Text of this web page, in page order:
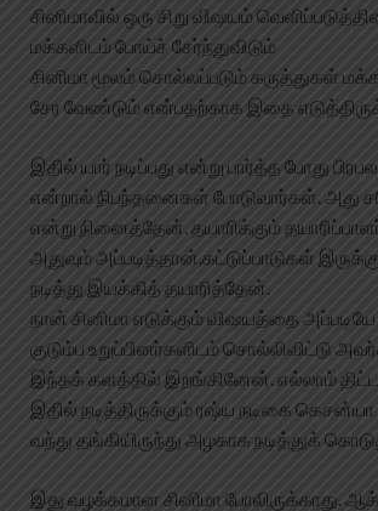
சினிமாவில் ஒரு சிறு விஷயம்
மக்களிடம் போய்ச் சேர்ந்துவிடும்
சினிமா மூலம் சொல்லப்படும் கருத்துகள்
சேர வேண்டும் என்பதற்காக இதை
இதில் யார் நடிப்பது என்று பார்த்த போது
என்றால் நிபந்தனைகள் போடுவார்கள். அது
என்று நினைத்தேன். தயாரிக்கும்
அதுவும் அப்படித்தான்,கட்டுப்பாடுகள்
நடித்து இயக்கித் தயாரித்தேன்.
நான் சினிமா எடுக்கும் விஷயத்தை அப்படியே
குடும்ப உறுப்பினர்களிடம் சொல்லிவிட்டு
இந்தக் களத்தில் இறங்கினேன். எல்லாம்
இதில் நடித்திருக்கும் ரஷ்ய நடிகை
வந்து தங்கியிருந்து அழகாக நடித்துக்
இது வழக்கமான சினிமா போலிருக்காது.